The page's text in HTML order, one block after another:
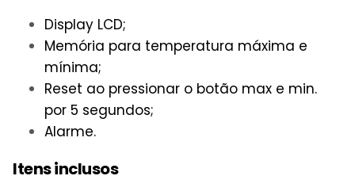
Display LCD;
Memória para temperatura máxima e
mínima;
Reset ao pressionar o botão max e min.
por 5 segundos;
Alarme.
Itens inclusos